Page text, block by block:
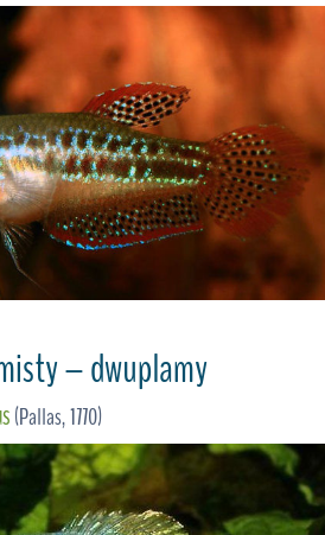
– dwuplamy
(Pallas, 1770)